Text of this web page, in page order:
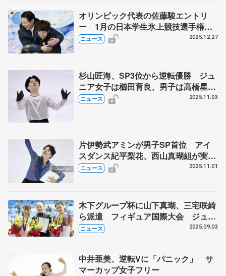
オリンピック代表の佐藤駿エントリ
ー 1月の日本学生氷上競技選手権
女子は住吉りをん、今季限りで引退の
ニュース 2025.12.27
杉山匠海、SP3位から逆転優勝 ジュ
ニア女子は櫛田育良、男子は高橋星名
が制す 西日本フィギュア最終日
ニュース 2025.11.03
片伊勢武アミンが男子SP首位 アイ
スダンス紀平梨花、西山真瑚組が実戦
デビュー 西日本フィギュア第1日
ニュース 2025.11.01
木下グループ杯に山下真瑚、三宅咲綺
ら派遣 フィギュア国際大会 ジュニ
アGPは岡田芽依、岡万佑子ら2戦目出
ニュース 2025.09.03
中井亜美、逆転Vに「パニック」 サ
マーカップ女子フリー